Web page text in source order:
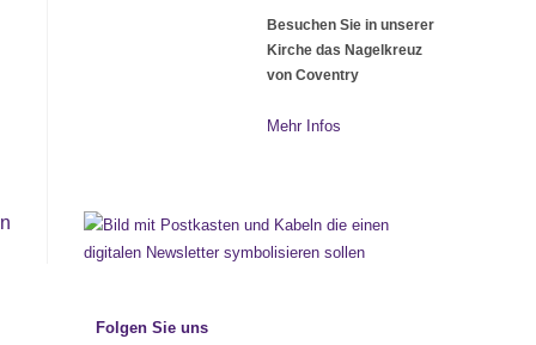
Besuchen Sie in unserer
Kirche das Nagelkreuz
von Coventry
Mehr Infos
Folgen Sie uns